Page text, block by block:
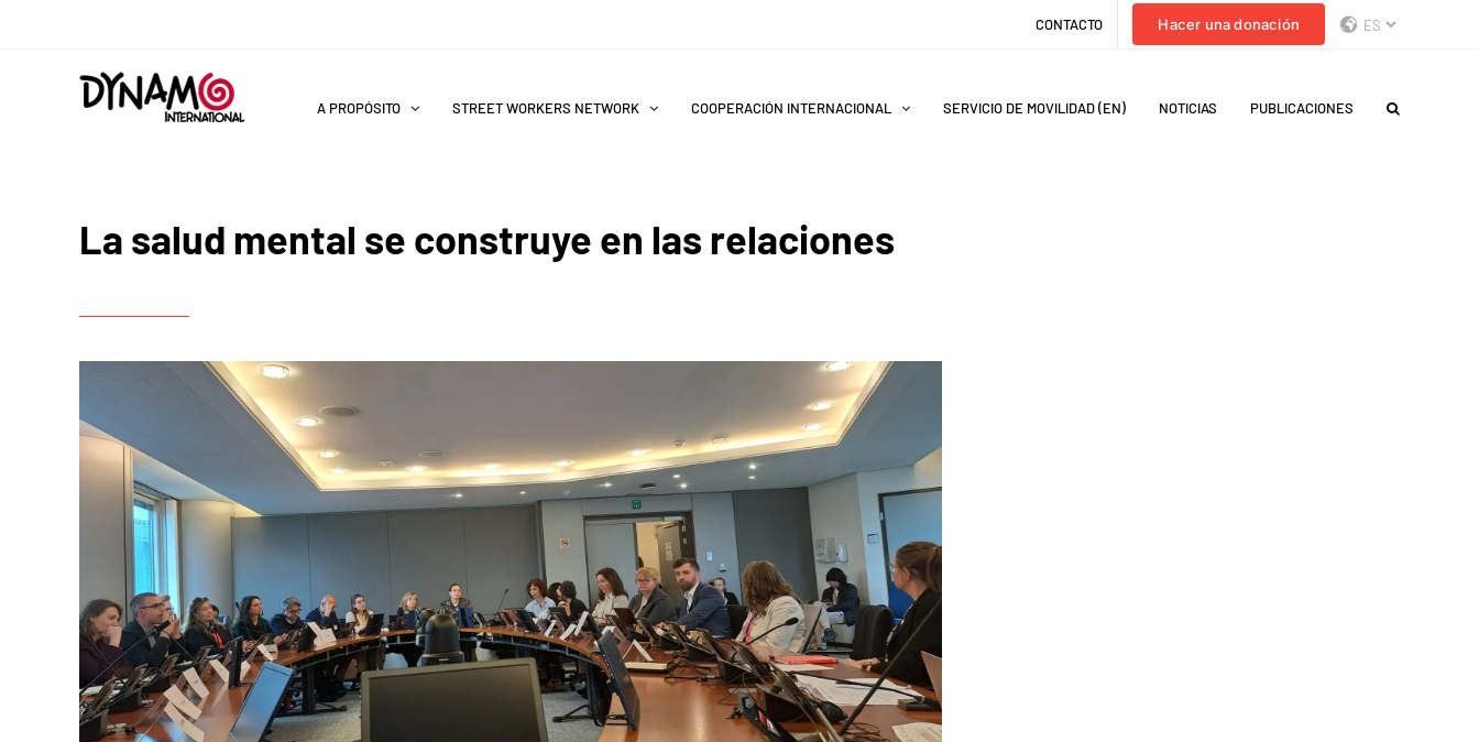
CONTACTO Hacer una donación
A PROPÓSITO STREET WORKERS NETWORK COOPERACIÓN INTERNACIONAL SERVICIO DE MOVILIDAD (EN) NOTICIAS PUBLICACIONES
La salud mental se construye en las relaciones